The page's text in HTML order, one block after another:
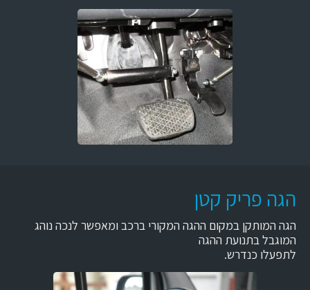
הגה פריק קטן
הגה המותקן במקום ההגה המקורי ברכב ומאפשר לנכה נוהג
המוגבל בתנועת ההגה
לתפעלו כנדרש.